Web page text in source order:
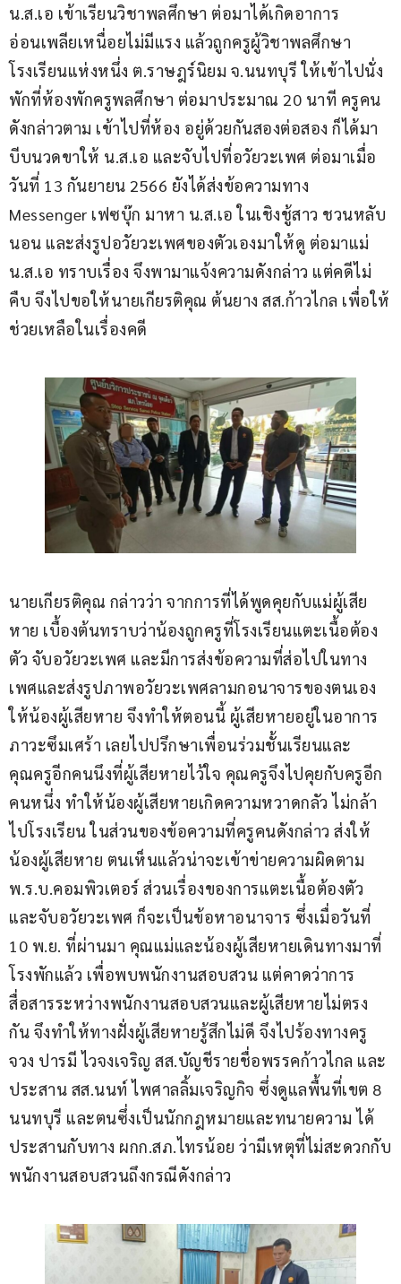
น.ส.เอ เข้าเรียนวิชาพลศึกษา ต่อมาได้เกิดอาการ
อ่อนเพลียเหนื่อยไม่มีแรง แล้วถูกครูผู้วิชาพลศึกษา
โรงเรียนแห่งหนึ่ง ต.ราษฎร์นิยม จ.นนทบุรี ให้เข้าไปนั่ง
พักที่ห้องพักครูพลศึกษา ต่อมาประมาณ 20 นาที ครูคน
ดังกล่าวตาม เข้าไปที่ห้อง อยู่ด้วยกันสองต่อสอง ก็ได้มา
บีบนวดขาให้ น.ส.เอ และจับไปที่อวัยวะเพศ ต่อมาเมื่อ
วันที่ 13 กันยายน 2566 ยังได้ส่งข้อความทาง
Messenger เฟซบุ๊ก มาหา น.ส.เอ ในเชิงชู้สาว ชวนหลับ
นอน และส่งรูปอวัยวะเพศของตัวเองมาให้ดู ต่อมาแม่
น.ส.เอ ทราบเรื่อง จึงพามาแจ้งความดังกล่าว แต่คดีไม่
คืบ จึงไปขอให้นายเกียรติคุณ ต้นยาง สส.ก้าวไกล เพื่อให้
ช่วยเหลือในเรื่องคดี
นายเกียรติคุณ กล่าวว่า จากการที่ได้พูดคุยกับแม่ผู้เสีย
หาย เบื้องต้นทราบว่าน้องถูกครูที่โรงเรียนแตะเนื้อต้อง
ตัว จับอวัยวะเพศ และมีการส่งข้อความที่ส่อไปในทาง
เพศและส่งรูปภาพอวัยวะเพศลามกอนาจารของตนเอง
ให้น้องผู้เสียหาย จึงทำให้ตอนนี้ ผู้เสียหายอยู่ในอาการ
ภาวะซึมเศร้า เลยไปปรึกษาเพื่อนร่วมชั้นเรียนและ
คุณครูอีกคนนึงที่ผู้เสียหายไว้ใจ คุณครูจึงไปคุยกับครูอีก
คนหนึ่ง ทำให้น้องผู้เสียหายเกิดความหวาดกลัว ไม่กล้า
ไปโรงเรียน ในส่วนของข้อความที่ครูคนดังกล่าว ส่งให้
น้องผู้เสียหาย ตนเห็นแล้วน่าจะเข้าข่ายความผิดตาม
พ.ร.บ.คอมพิวเตอร์ ส่วนเรื่องของการแตะเนื้อต้องตัว
และจับอวัยวะเพศ ก็จะเป็นข้อหาอนาจาร ซึ่งเมื่อวันที่
10 พ.ย. ที่ผ่านมา คุณแม่และน้องผู้เสียหายเดินทางมาที่
โรงพักแล้ว เพื่อพบพนักงานสอบสวน แต่คาดว่าการ
สื่อสารระหว่างพนักงานสอบสวนและผู้เสียหายไม่ตรง
กัน จึงทำให้ทางฝั่งผู้เสียหายรู้สึกไม่ดี จึงไปร้องทางครู
จวง ปารมี ไวจงเจริญ สส.บัญชีรายชื่อพรรคก้าวไกล และ
ประสาน สส.นนท์ ไพศาลลิ้มเจริญกิจ ซึ่งดูแลพื้นที่เขต 8
นนทบุรี และตนซึ่งเป็นนักกฎหมายและทนายความ ได้
ประสานกับทาง ผกก.สภ.ไทรน้อย ว่ามีเหตุที่ไม่สะดวกกับ
พนักงานสอบสวนถึงกรณีดังกล่าว